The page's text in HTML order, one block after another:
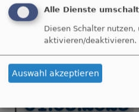
Alle Dienste
Diesen Schalter
aktivieren/deaktivieren.
Auswahl akzeptieren